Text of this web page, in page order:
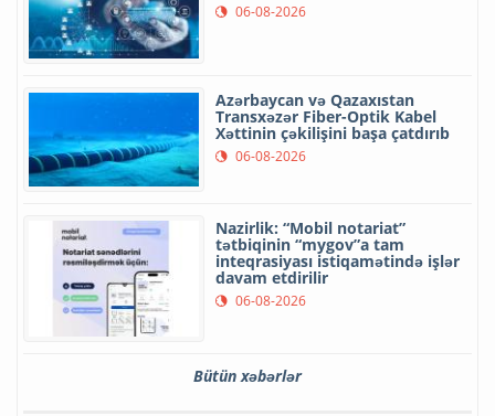
06-08-2026
Azərbaycan və Qazaxıstan
Transxəzər Fiber-Optik Kabel
Xəttinin çəkilişini başa çatdırıb
06-08-2026
Nazirlik: “Mobil notariat”
tətbiqinin “mygov”a tam
inteqrasiyası istiqamətində işlər
davam etdirilir
06-08-2026
Bütün xəbərlər